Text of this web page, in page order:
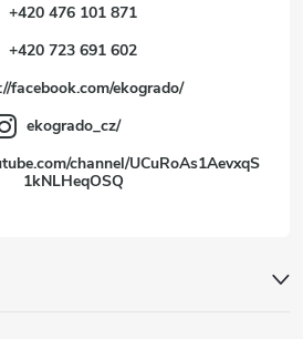
+420 476 101 871
+420 723 691 602
facebook.com/ekogrado/
ekogrado_cz/
channel/UCuRoAs1AevxqS
1kNLHeqOSQ